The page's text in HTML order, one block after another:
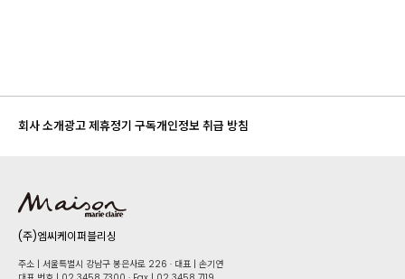
회사 소개광고 제휴정기 구독개인정보 취급 방침
(주)엠씨케이퍼블리싱
주소 | 서울특별시 강남구 봉은사로 226 · 대표 | 손기연